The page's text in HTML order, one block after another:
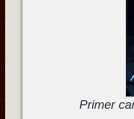
Primer